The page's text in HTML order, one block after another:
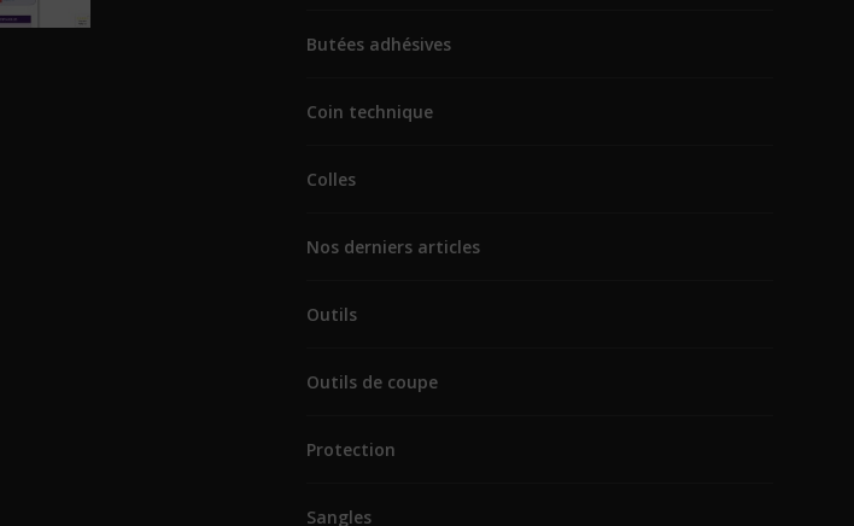
Butées adhésives
Coin technique
Colles
Nos derniers articles
Outils
Outils de coupe
Protection
Sangles